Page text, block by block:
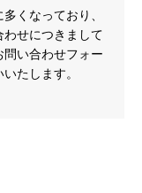
くなっており、
せにつきまして
い合わせフォー
たします。